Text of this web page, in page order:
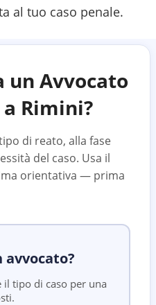
al tuo caso penale.
un Avvocato
Rimini?
di reato, alla fase
del caso. Usa il
orientativa — prima
avvocato?
il tipo di caso per una